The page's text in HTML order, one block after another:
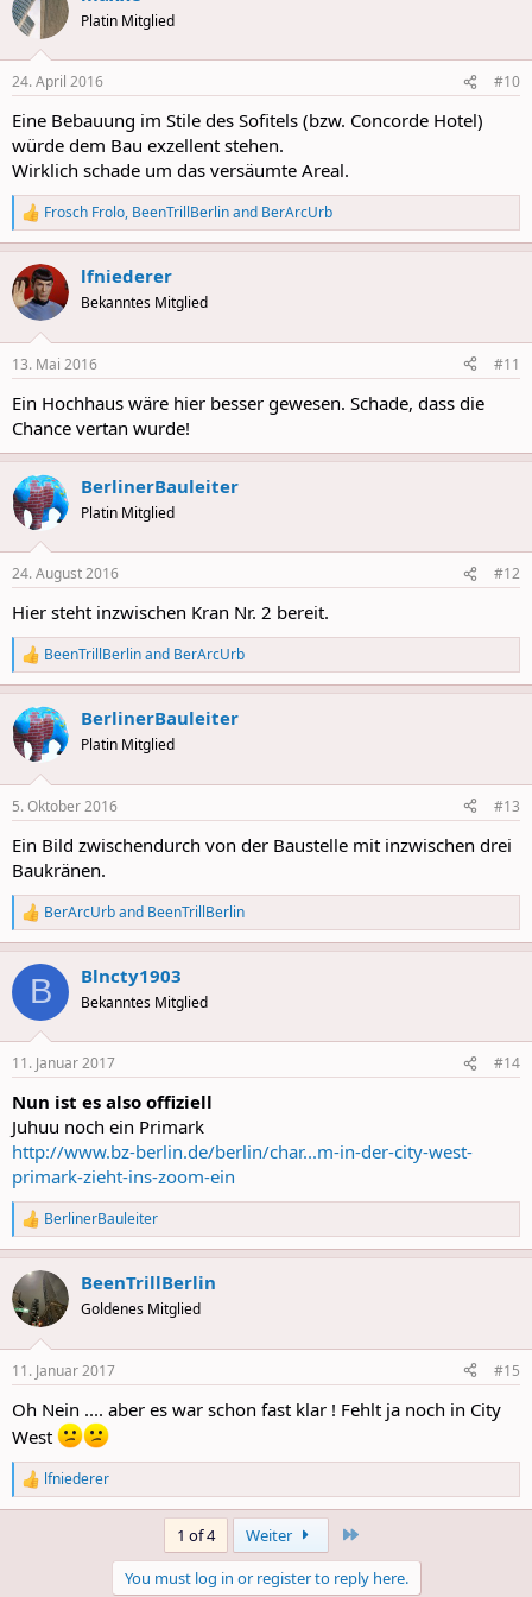
Platin Mitglied
24. April 2016 #10
Eine Bebauung im Stile des Sofitels (bzw. Concorde Hotel)
würde dem Bau exzellent stehen.
Wirklich schade um das versäumte Areal.
R
e
a
c
t
i
s
Frosch Frolo, BeenTrillBerlinand BerArcUrb
lfniederer
Bekanntes Mitglied
13. Mai 2016 #11
Ein Hochhaus wäre hier besser gewesen. Schade, dass die
Chance vertan wurde!
BerlinerBauleiter
Platin Mitglied
24. August 2016 #12
Hier steht inzwischen Kran Nr. 2 bereit.
R
e
a
c
t
i
s
BeenTrillBerlinand BerArcUrb
BerlinerBauleiter
Platin Mitglied
5. Oktober 2016 #13
Ein Bild zwischendurch von der Baustelle mit inzwischen drei
Baukränen.
R
e
a
c
i
s
BerArcUrband BeenTrillBerlin
B Blncty1903
Bekanntes Mitglied
11. Januar 2017 #14
Nun ist es also offiziell
Juhuu noch ein Primark
http://www.bz-berlin.de/berlin/char...m-in-der-city-west-
primark-zieht-ins-zoom-ein
R
e
a
c
t
i
s
BerlinerBauleiter
BeenTrillBerlin
Goldenes Mitglied
11. Januar 2017 #15
Oh Nein .... aber es war schon fast klar ! Fehlt ja noch in City
West
R
e
lfniederer
1 of 4 Weiter
You must log in or register to reply here.